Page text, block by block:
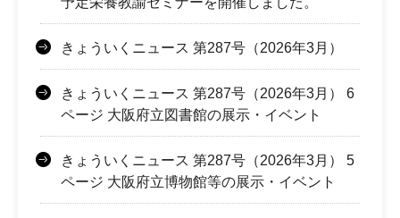
きょういくニュース 第287号（2026年3月）
きょういくニュース 第287号（2026年3月） 6
ページ 大阪府立図書館の展示・イベント
きょういくニュース 第287号（2026年3月） 5
ページ 大阪府立博物館等の展示・イベント